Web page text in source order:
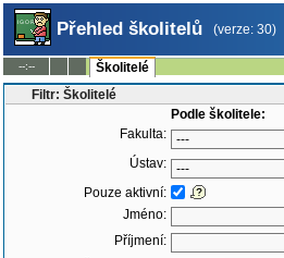
Přehled školitelů (verze: 30)
--:--
Školitelé
Filtr: Školitelé
Podle školitele:
Fakulta:
Ústav:
Pouze aktivní:
Jméno:
Příjmení: